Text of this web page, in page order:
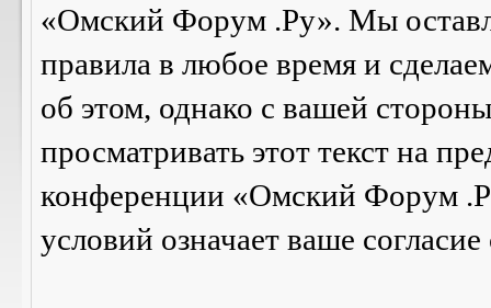
«Омский Форум .Ру». Мы
правила в любое время и
об этом, однако с вашей
просматривать этот текст на
конференции «Омский Форум
условий означает ваше